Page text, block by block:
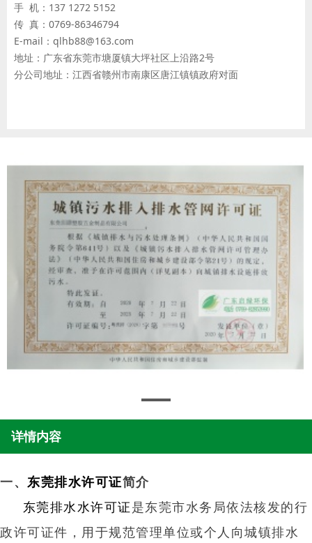
手 机：137 1272 5152
传 真：0769-86346794
E-mail：qlhb88@163.com
地址：广东省东莞市塘厦镇大坪社区上沿路2号
分公司地址：江西省赣州市南康区唐江镇镇政府对面
详情内容
一、 东莞排水许可证简介
东莞排水水许可证 是东莞市水务局依法核发的行
政许可证件，用于规范管理单位或个人向城镇排水